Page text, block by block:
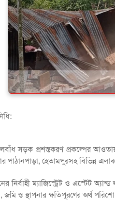
সড়ক প্রশস্তকরণ প্রকল্পের
হেতামপুরসহ বিভিন্ন
ম্যাজিস্ট্রেট ও এস্টেট
জমি ও স্থাপনার ক্ষতিপূরণের অর্থ